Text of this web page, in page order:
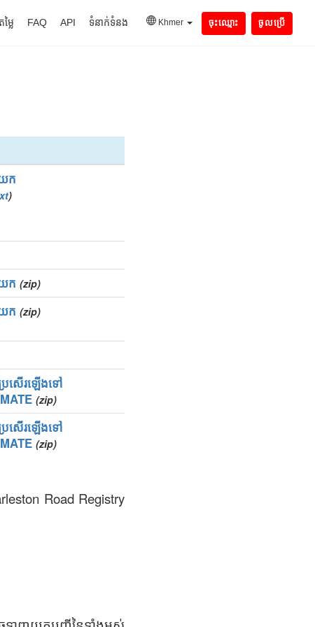
តម្លៃ FAQ API ទំនាក់ទំនង Khmer ចុះឈ្មោះ ចូលប្រើ
ក
)
ក (zip)
ក (zip)
ប្រសើរឡើងទៅ
(zip)
ប្រសើរឡើងទៅ
(zip)
Road Registry